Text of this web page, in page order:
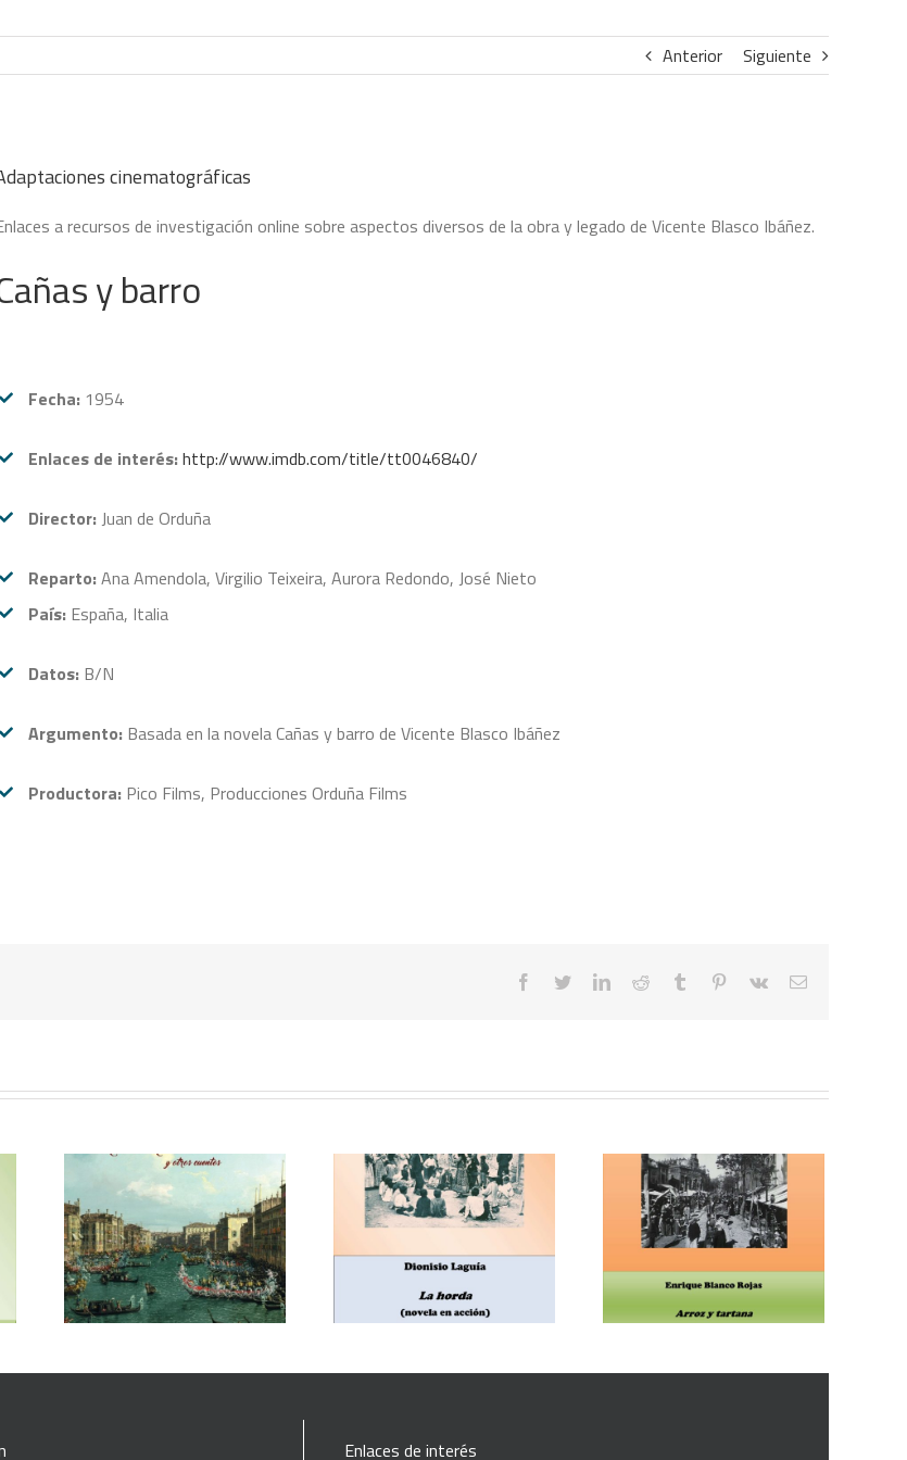
Anterior Siguiente
cinematográficas
a recursos de investigación online sobre aspectos diversos de la obra y legado de Vicente Blasco Ibáñez.
y barro
Fecha: 1954
Enlaces de interés:http://www.imdb.com/title/tt0046840/
Director:Juan de Orduña
Reparto:Ana Amendola, Virgilio Teixeira, Aurora Redondo, José Nieto
País: España, Italia
Datos: B/N
Argumento: Basada en la novela Cañas y barro de Vicente Blasco Ibáñez
Productora: Pico Films, Producciones Orduña Films
facebooktwitterlinkedinreddit tumblr pinterest
vk
Correo
Dionisio Laguía, La horda
(novela en acción)
y tartana (comedia en tres
Enlaces de interés